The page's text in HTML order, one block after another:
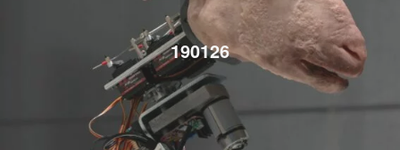
190126